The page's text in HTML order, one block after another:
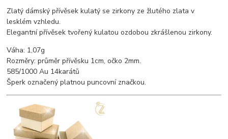
Zlatý dámský přívěsek kulatý se zirkony ze žlutého zlata v
lesklém vzhledu.
Elegantní přívěsek tvořený kulatou ozdobou zkrášlenou zirkony.
Váha: 1,07g
Rozměry: průměr přívěsku 1cm, očko 2mm.
585/1000 Au 14karátů
Šperk označený platnou puncovní značkou.